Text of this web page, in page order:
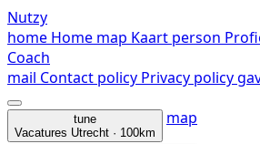
Nutzy
home Home map Kaart person
Coach
mail Contact policy Privacy policy
tune
Vacatures Utrecht · 100km
map